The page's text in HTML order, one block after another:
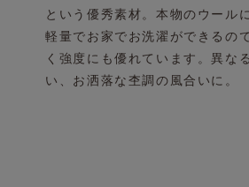
という優秀素材。 本物のウール
軽量でお家でお洗濯ができるの
く強度にも優れています。異な
い、お洒落な杢調の風合いに。